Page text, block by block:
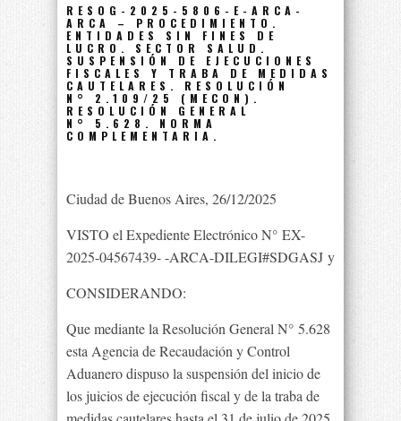
RESOG-2025-5806-E-ARCA-
ARCA – PROCEDIMIENTO.
ENTIDADES SIN FINES DE
LUCRO. SECTOR SALUD.
SUSPENSIÓN DE EJECUCIONES
FISCALES Y TRABA DE MEDIDAS
CAUTELARES. RESOLUCIÓN
N° 2.109/25 (MECON).
RESOLUCIÓN GENERAL
N° 5.628. NORMA
COMPLEMENTARIA.
Ciudad de Buenos Aires, 26/12/2025
VISTO el Expediente Electrónico N° EX-
2025-04567439- -ARCA-DILEGI#SDGASJ y
CONSIDERANDO:
Que mediante la Resolución General N° 5.628
esta Agencia de Recaudación y Control
Aduanero dispuso la suspensión del inicio de
los juicios de ejecución fiscal y de la traba de